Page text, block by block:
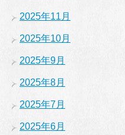
2025年11月
2025年10月
2025年9月
2025年8月
2025年7月
2025年6月